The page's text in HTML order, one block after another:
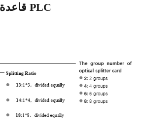
قاعدة تسمية الفاصل PLC